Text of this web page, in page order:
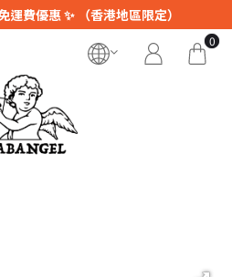
運費優惠 ✨ （香港地區限定）
0